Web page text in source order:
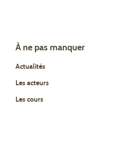
À ne pas manquer
Actualités
Les acteurs
Les cours